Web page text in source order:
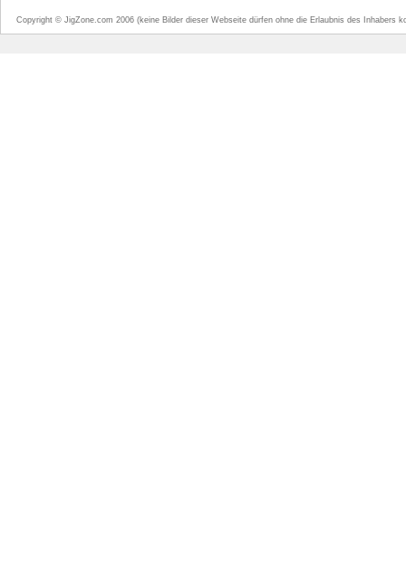
Copyright © JigZone.com 2006 (keine Bilder dieser Webseite dürfen ohne die Erlaubnis des Inhabers